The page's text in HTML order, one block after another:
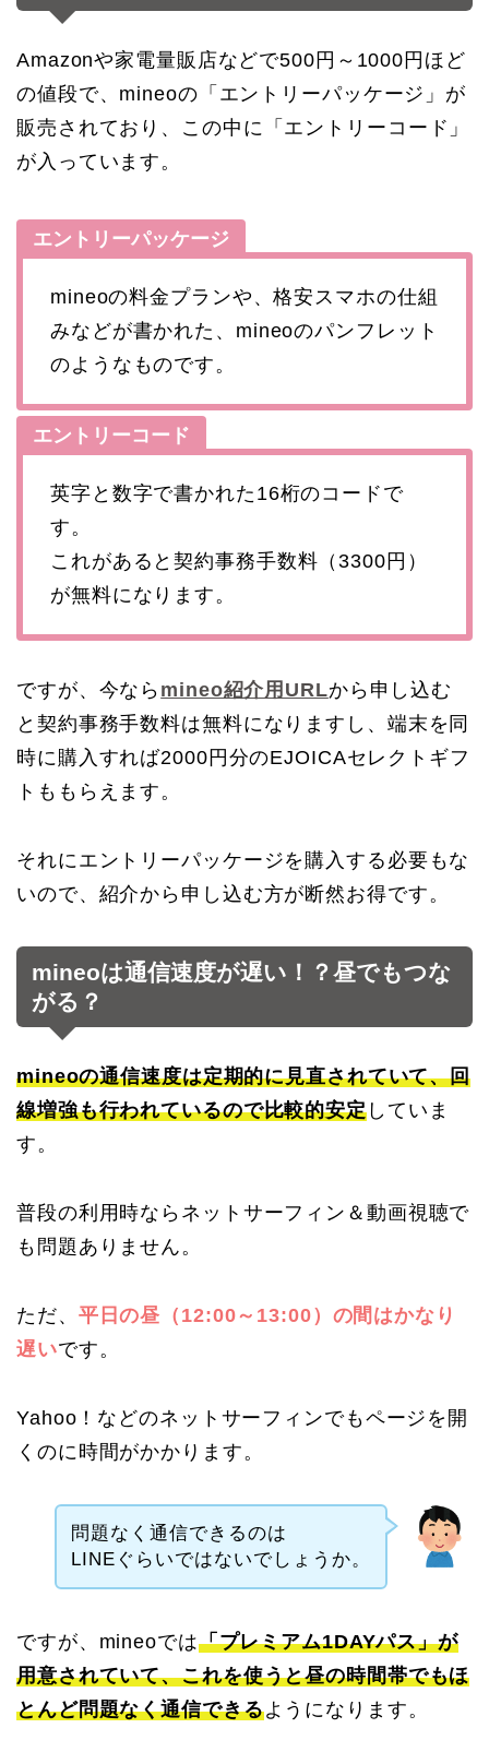
Amazonや家電量販店などで500円～1000円ほど
の値段で、mineoの「エントリーパッケージ」が
販売されており、この中に「エントリーコード」
が入っています。
エントリーパッケージ
mineoの料金プランや、格安スマホの仕組
みなどが書かれた、mineoのパンフレット
のようなものです。
エントリーコード
英字と数字で書かれた16桁のコードで
す。
これがあると契約事務手数料（3300円）
が無料になります。
ですが、今なら mineo紹介用URLから申し込む
と契約事務手数料は無料になりますし、端末を同
時に購入すれば2000円分のEJOICAセレクトギフ
トももらえます。
それにエントリーパッケージを購入する必要もな
いので、紹介から申し込む方が断然お得です。
mineoは通信速度が遅い！？昼でもつな
がる？
mineoの通信速度は定期的に見直されていて、回
線増強も行われているので比較的安定していま
す。
普段の利用時ならネットサーフィン＆動画視聴で
も問題ありません。
ただ、 平日の昼（12:00～13:00）の間はかなり
遅いです。
Yahoo！などのネットサーフィンでもページを開
くのに時間がかかります。
問題なく通信できるのは
LINEぐらいではないでしょうか。
ですが、mineoでは「プレミアム1DAYパス」が
用意されていて、これを使うと昼の時間帯でもほ
とんど問題なく通信できるようになります。